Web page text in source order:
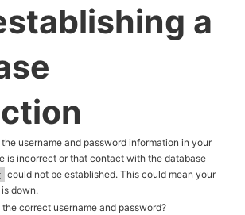
a
username and password information in your
is incorrect or that contact with the database
could not be established. This could mean your
is down.
correct username and password?